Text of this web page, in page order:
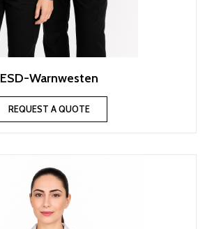
ESD-Warnwesten
REQUEST A QUOTE